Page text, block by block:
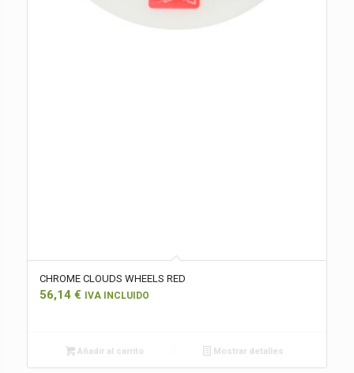
CHROME CLOUDS WHEELS RED
56,14 € IVA INCLUIDO
Añadir al carrito Mostrar detalles